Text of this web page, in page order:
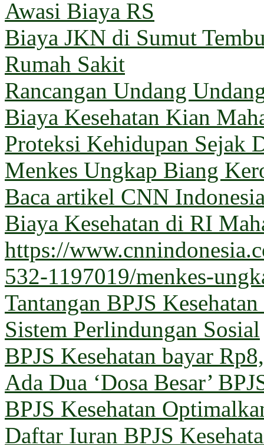
Awasi Biaya RS
Biaya JKN di Sumut
Rumah Sakit
Rancangan Undang
Biaya Kesehatan Kian
Proteksi Kehidupan Sejak
Menkes Ungkap Biang
Baca artikel CNN
Biaya Kesehatan di RI
https://
532-1197019/menkes-
Tantangan BPJS
Sistem Perlindungan Sosial
BPJS Kesehatan bayar
Ada Dua ‘Dosa Besar’
BPJS Kesehatan
Daftar Iuran BPJS